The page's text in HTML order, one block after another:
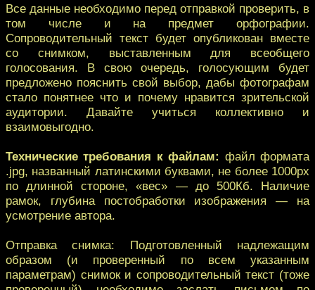
Все данные необходимо перед отправкой проверить, в
том числе и на предмет орфографии.
Сопроводительный текст будет опубликован вместе
со снимком, выставленным для всеобщего
голосования. В свою очередь, голосующим будет
предложено пояснить свой выбор, дабы фотографам
стало понятнее что и почему нравится зрительской
аудитории. Давайте учиться коллективно и
взаимовыгодно.
Технические требования к файлам: файл формата
.jpg, названный латинскими буквами, не более 1000px
по длинной стороне, «вес» — до 500Кб. Наличие
рамок, глубина постобработки изображения — на
усмотрение автора.
Отправка снимка: Подготовленный надлежащим
образом (и проверенный по всем указанным
параметрам) снимок и сопроводительный текст (тоже